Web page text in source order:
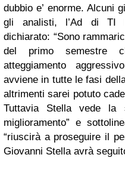
dubbio e’ enorme. Alcuni
gli analisti, l’Ad di TI
dichiarato: “Sono
del primo semestre
atteggiamento
avviene in tutte le fasi
altrimenti sarei potuto
Tuttavia Stella vede la
miglioramento” e
“riuscirà a proseguire il
Giovanni Stella avrà